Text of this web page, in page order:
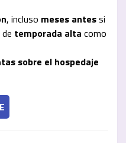
, incluso meses antessi
temporada alta como
sobre el hospedaje